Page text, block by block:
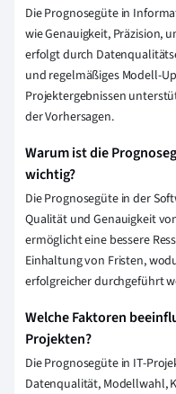
Die Prognosegüte in
wie Genauigkeit, Präzision,
erfolgt durch
und regelmäßiges Modell-
Projektergebnissen
der Vorhersagen.
Warum ist die
wichtig?
Die Prognosegüte in der
Qualität und Genauigkeit
ermöglicht eine bessere
Einhaltung von Fristen,
erfolgreicher durchgeführt
Welche Faktoren
Projekten?
Die Prognosegüte in IT-
Datenqualität, Modellwahl,